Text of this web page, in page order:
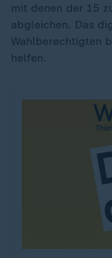
mit denen der 15
abgleichen. Das
Wahlberechtigten
helfen.